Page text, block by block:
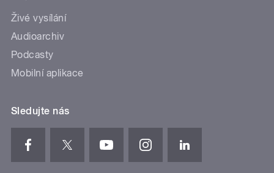
Živé vysílání
Audioarchiv
Podcasty
Mobilní aplikace
Sledujte nás